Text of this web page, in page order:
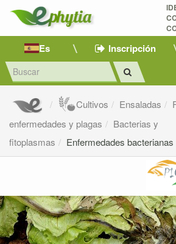
Es Inscripción
Cultivos Ensaladas
enfermedades y plagas
Bacterias y
fitoplasmas
Enfermedades bacterianas